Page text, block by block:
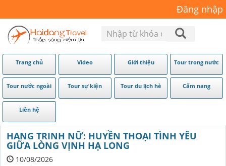
Đăng nhập
Trang chủ Video Giới thiệu Tour trong nước
Tour nước ngoài Tour sự kiện Tour du lịch hè Cẩm nang
Liên hệ
HANG TRINH NỮ: HUYỀN THOẠI TÌNH YÊU
GIỮA LÒNG VỊNH HẠ LONG
10/08/2026